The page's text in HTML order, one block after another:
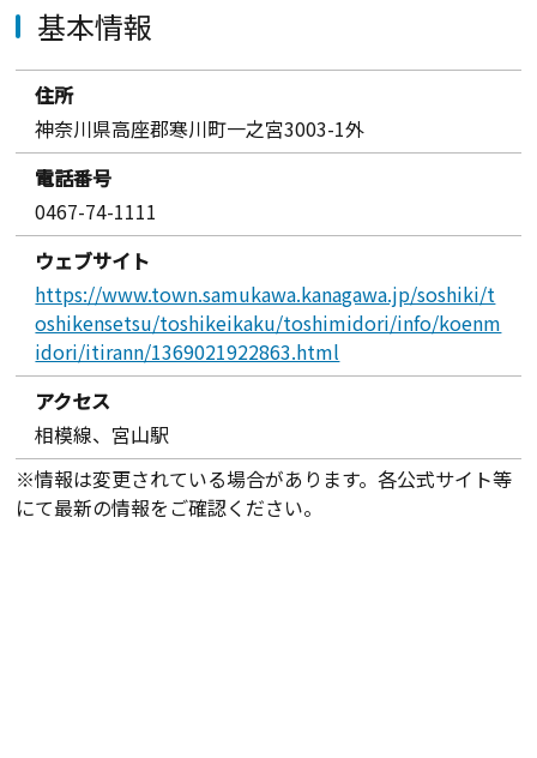
基本情報
住所
神奈川県高座郡寒川町一之宮3003-1外
電話番号
0467-74-1111
ウェブサイト
https://www.town.samukawa.kanagawa.jp/soshiki/t
oshikensetsu/toshikeikaku/toshimidori/info/koenm
idori/itirann/1369021922863.html
アクセス
相模線、宮山駅
※情報は変更されている場合があります。各公式サイト等
にて最新の情報をご確認ください。